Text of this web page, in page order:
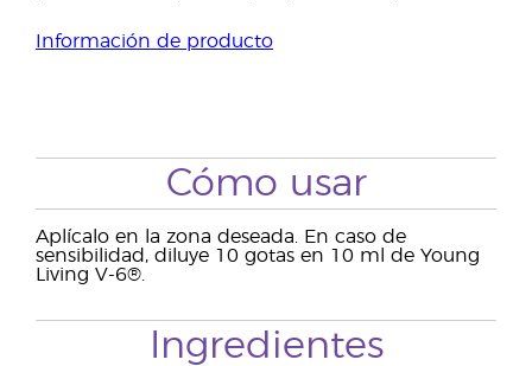
Información de producto
Cómo usar
Aplícalo en la zona deseada. En caso de
sensibilidad, diluye 10 gotas en 10 ml de Young
Living V-6®.
Ingredientes